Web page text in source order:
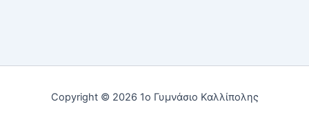
Copyright © 2026 1ο Γυμνάσιο Καλλίπολης